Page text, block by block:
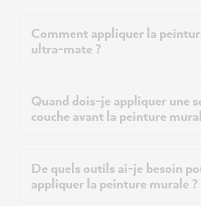
Comment appliquer la
ultra-mate ?
Quand dois-je appliquer une
couche avant la peinture
De quels outils ai-je besoin
appliquer la peinture murale ?